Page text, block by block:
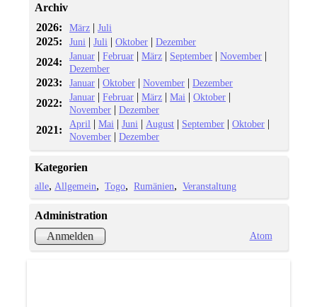
Archiv
2026:
März |Juli
2025: Juni |Juli |Oktober |Dezember
2024: Januar |Februar |März | September |November |
Dezember
2023: Januar |Oktober |November |Dezember
2022: Januar |Februar |März |Mai |Oktober |
November |Dezember
2021: April |Mai |Juni | August | September |Oktober |
November |Dezember
Kategorien
alle Allgemein Togo Rumänien Veranstaltung
Administration
Anmelden
Atom